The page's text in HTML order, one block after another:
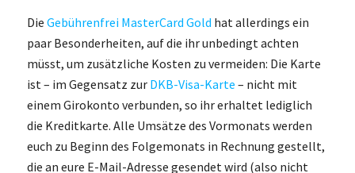
Die Gebührenfrei MasterCard Gold hat allerdings ein
paar Besonderheiten, auf die ihr unbedingt achten
müsst, um zusätzliche Kosten zu vermeiden: Die Karte
ist – im Gegensatz zur DKB-Visa-Karte – nicht mit
einem Girokonto verbunden, so ihr erhaltet lediglich
die Kreditkarte. Alle Umsätze des Vormonats werden
euch zu Beginn des Folgemonats in Rechnung gestellt,
die an eure E-Mail-Adresse gesendet wird (also nicht